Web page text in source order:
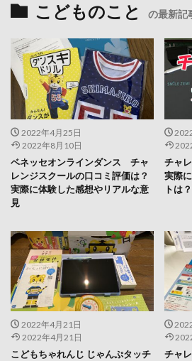
こどものこと の最新記
2022年4月25日
2022年8月10日
ベネッセオンラインダンス チャ
レンジスクールの口コミ評価は？
実際に体験した感想やリアルな意
見
チャ
実際
トは
2022年4月21日
2022年4月21日
こどもちゃれんじ じゃんぷタッチ
チャ